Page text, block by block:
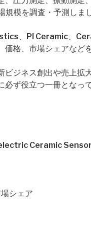
模を調査・予測しまし
、PI Ceramic、
格、市場シェアなど
ジネス創出や売上拡
ず役立つ一冊となっ
Ceramic
シェア